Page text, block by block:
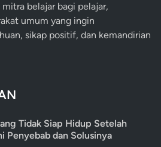
belajar bagi pelajar,
umum yang ingin
sikap positif, dan kemandirian
Tidak Siap Hidup Setelah
Penyebab dan Solusinya